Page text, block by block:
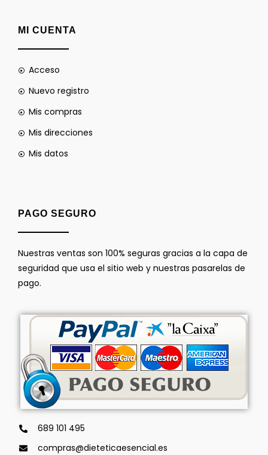
MI CUENTA
Acceso
Nuevo registro
Mis compras
Mis direcciones
Mis datos
PAGO SEGURO
Nuestras ventas son 100% seguras gracias a la capa de
seguridad que usa el sitio web y nuestras pasarelas de
pago.
689 101 495
compras@dieteticaesencial.es